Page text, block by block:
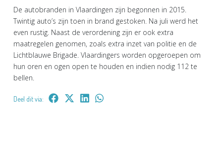
De autobranden in Vlaardingen zijn begonnen in 2015.
Twintig auto’s zijn toen in brand gestoken. Na juli werd het
even rustig. Naast de verordening zijn er ook extra
maatregelen genomen, zoals extra inzet van politie en de
Lichtblauwe Brigade. Vlaardingers worden opgeroepen om
hun oren en ogen open te houden en indien nodig 112 te
bellen.
Deel dit via: